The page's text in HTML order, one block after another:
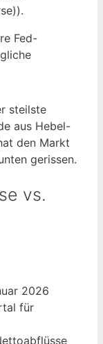
Fed-
steilste
aus Hebel-
den Markt
gerissen.
vs.
2026
für